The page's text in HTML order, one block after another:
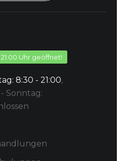
Uhr geöffnet!
8:30 - 21:00,
Sonntag: